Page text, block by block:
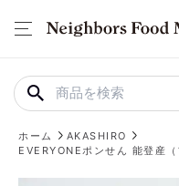
ホーム
AKASHIRO
EVERYONEポンせん 能登産